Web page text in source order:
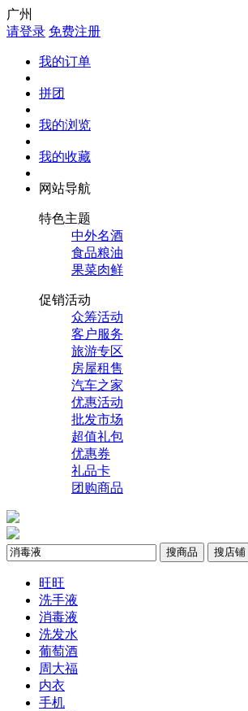
广州
请登录 免费注册
我的订单
拼团
我的浏览
我的收藏
网站导航
特色主题
中外名酒
食品粮油
果菜肉鲜
促销活动
众筹活动
客户服务
旅游专区
房屋租售
汽车之家
优惠活动
批发市场
超值礼包
优惠券
礼品卡
团购商品
搜商品 搜店铺
旺旺
洗手液
消毒液
洗发水
葡萄酒
周大福
内衣
手机